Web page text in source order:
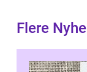
Flere